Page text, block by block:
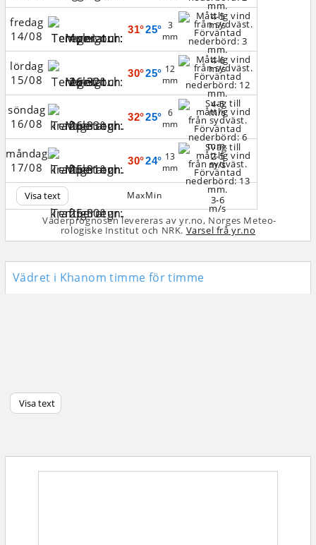
fredag
14/08
lördag
15/08
söndag
16/08
måndag
17/08
Visa text
31°
30°
32°
30°
Max
25°
25°
25°
24°
Min
3
mm
12
mm
6
mm
13
mm
4-5
m/s
4-6
m/s
4-5
m/s
2-5
m/s
3-6
m/s
Väderprognosen levereras av yr.no, Norges Meteo­
rologiske Institut och NRK. Varsel frå yr.no
Vädret i Khanom timme för timme
Visa text